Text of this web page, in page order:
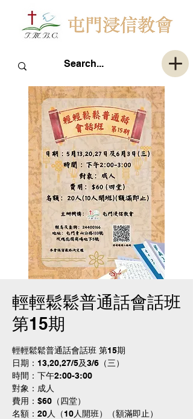
輕輕鬆鬆普通話會話班
第15期
輕輕鬆鬆普通話會話班 第15期
日期：13,20,27/5及3/6（三）
時間：下午2:00-3:00
對象：成人
費用：$60（四堂）
名額：20人（10人開班）（額滿即止）